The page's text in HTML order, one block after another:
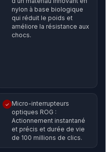
nylon à base biologique
qui réduit le poids et
améliore la résistance aux
chocs.
✓ Micro-interrupteurs
optiques ROG :
Actionnement instantané
et précis et durée de vie
de 100 millions de clics.